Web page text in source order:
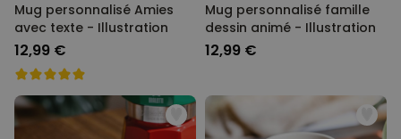
Mug personnalisé Amies
avec texte - Illustration
12,99 €
Mug personnalisé famille
dessin animé - Illustration
12,99 €